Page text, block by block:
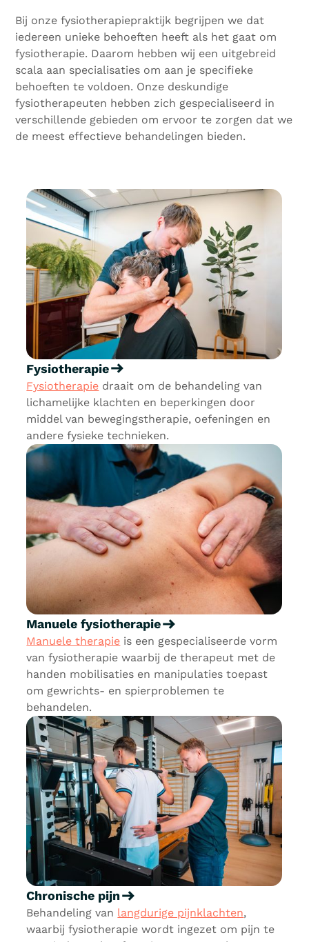
Bij onze fysiotherapiepraktijk begrijpen we dat
iedereen unieke behoeften heeft als het gaat om
fysiotherapie. Daarom hebben wij een uitgebreid
scala aan specialisaties om aan je specifieke
behoeften te voldoen. Onze deskundige
fysiotherapeuten hebben zich gespecialiseerd in
verschillende gebieden om ervoor te zorgen dat we
de meest effectieve behandelingen bieden.
Fysiotherapie
Fysiotherapie draait om de behandeling van
lichamelijke klachten en beperkingen door
middel van bewegingstherapie, oefeningen en
andere fysieke technieken.
Manuele fysiotherapie
Manuele therapie is een gespecialiseerde vorm
van fysiotherapie waarbij de therapeut met de
handen mobilisaties en manipulaties toepast
om gewrichts- en spierproblemen te
behandelen.
Chronische pijn
Behandeling van langdurige pijnklachten,
waarbij fysiotherapie wordt ingezet om pijn te